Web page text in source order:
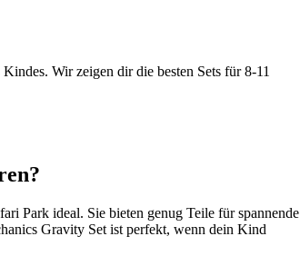
Wir zeigen dir die besten Sets für 8-11
Park ideal. Sie bieten genug Teile für spannende
Gravity Set ist perfekt, wenn dein Kind